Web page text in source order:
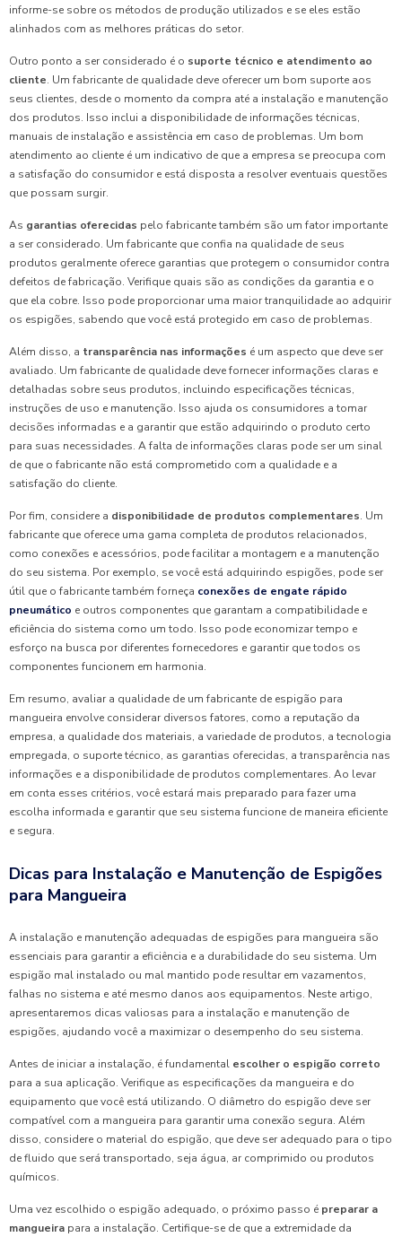
informe-se sobre os métodos de produção utilizados e se eles estão
alinhados com as melhores práticas do setor.
Outro ponto a ser considerado é o suporte técnico e atendimento ao
cliente. Um fabricante de qualidade deve oferecer um bom suporte aos
seus clientes, desde o momento da compra até a instalação e manutenção
dos produtos. Isso inclui a disponibilidade de informações técnicas,
manuais de instalação e assistência em caso de problemas. Um bom
atendimento ao cliente é um indicativo de que a empresa se preocupa com
a satisfação do consumidor e está disposta a resolver eventuais questões
que possam surgir.
As garantias oferecidas pelo fabricante também são um fator importante
a ser considerado. Um fabricante que confia na qualidade de seus
produtos geralmente oferece garantias que protegem o consumidor contra
defeitos de fabricação. Verifique quais são as condições da garantia e o
que ela cobre. Isso pode proporcionar uma maior tranquilidade ao adquirir
os espigões, sabendo que você está protegido em caso de problemas.
Além disso, a transparência nas informações é um aspecto que deve ser
avaliado. Um fabricante de qualidade deve fornecer informações claras e
detalhadas sobre seus produtos, incluindo especificações técnicas,
instruções de uso e manutenção. Isso ajuda os consumidores a tomar
decisões informadas e a garantir que estão adquirindo o produto certo
para suas necessidades. A falta de informações claras pode ser um sinal
de que o fabricante não está comprometido com a qualidade e a
satisfação do cliente.
Por fim, considere a disponibilidade de produtos complementares. Um
fabricante que oferece uma gama completa de produtos relacionados,
como conexões e acessórios, pode facilitar a montagem e a manutenção
do seu sistema. Por exemplo, se você está adquirindo espigões, pode ser
útil que o fabricante também forneça conexões de engate rápido
pneumático e outros componentes que garantam a compatibilidade e
eficiência do sistema como um todo. Isso pode economizar tempo e
esforço na busca por diferentes fornecedores e garantir que todos os
componentes funcionem em harmonia.
Em resumo, avaliar a qualidade de um fabricante de espigão para
mangueira envolve considerar diversos fatores, como a reputação da
empresa, a qualidade dos materiais, a variedade de produtos, a tecnologia
empregada, o suporte técnico, as garantias oferecidas, a transparência nas
informações e a disponibilidade de produtos complementares. Ao levar
em conta esses critérios, você estará mais preparado para fazer uma
escolha informada e garantir que seu sistema funcione de maneira eficiente
e segura.
Dicas para Instalação e Manutenção de Espigões
para Mangueira
A instalação e manutenção adequadas de espigões para mangueira são
essenciais para garantir a eficiência e a durabilidade do seu sistema. Um
espigão mal instalado ou mal mantido pode resultar em vazamentos,
falhas no sistema e até mesmo danos aos equipamentos. Neste artigo,
apresentaremos dicas valiosas para a instalação e manutenção de
espigões, ajudando você a maximizar o desempenho do seu sistema.
Antes de iniciar a instalação, é fundamental escolher o espigão correto
para a sua aplicação. Verifique as especificações da mangueira e do
equipamento que você está utilizando. O diâmetro do espigão deve ser
compatível com a mangueira para garantir uma conexão segura. Além
disso, considere o material do espigão, que deve ser adequado para o tipo
de fluido que será transportado, seja água, ar comprimido ou produtos
químicos.
Uma vez escolhido o espigão adequado, o próximo passo é preparar a
mangueira para a instalação. Certifique-se de que a extremidade da